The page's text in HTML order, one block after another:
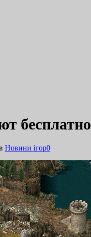
бесплатно
Новини ігор0